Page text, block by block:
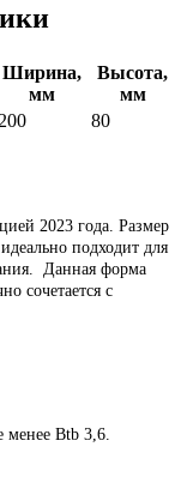
Ширина,
мм
Высота,
мм
200 80
2023 года. Размер
подходит для
Данная форма
сочетается с
менее Btb 3,6.